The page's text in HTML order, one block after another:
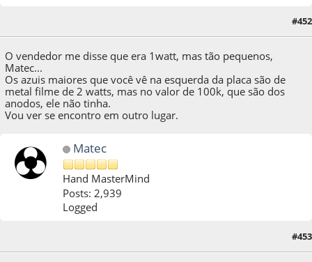
#452
O vendedor me disse que era 1watt, mas tão pequenos,
Matec...
Os azuis maiores que você vê na esquerda da placa são de
metal filme de 2 watts, mas no valor de 100k, que são dos
anodos, ele não tinha.
Vou ver se encontro em outro lugar.
Matec
Hand MasterMind
Posts: 2,939
Logged
: 06 de October de 2018, as 19:19:50#453